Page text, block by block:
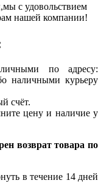
с удовольствием
нашей компании!
по адресу:
наличными курьеру
счёт.
цену и наличие у
возврат товара по
в течение 14 дней